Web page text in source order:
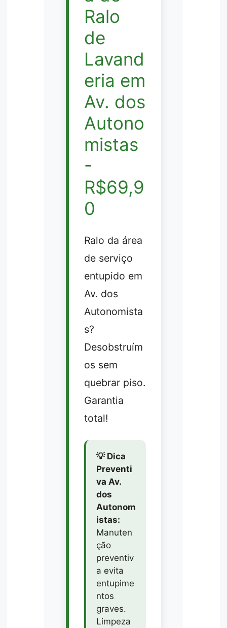
Ralo
de
Lavand
eria em
Av. dos
Autono
mistas
-
R$69,9
0
Ralo da área
de serviço
entupido em
Av. dos
Autonomista
s?
Desobstruím
os sem
quebrar piso.
Garantia
total!
💡 Dica
Preventi
va Av.
dos
Autonom
istas:
Manuten
ção
preventiv
a evita
entupime
ntos
graves.
Limpeza